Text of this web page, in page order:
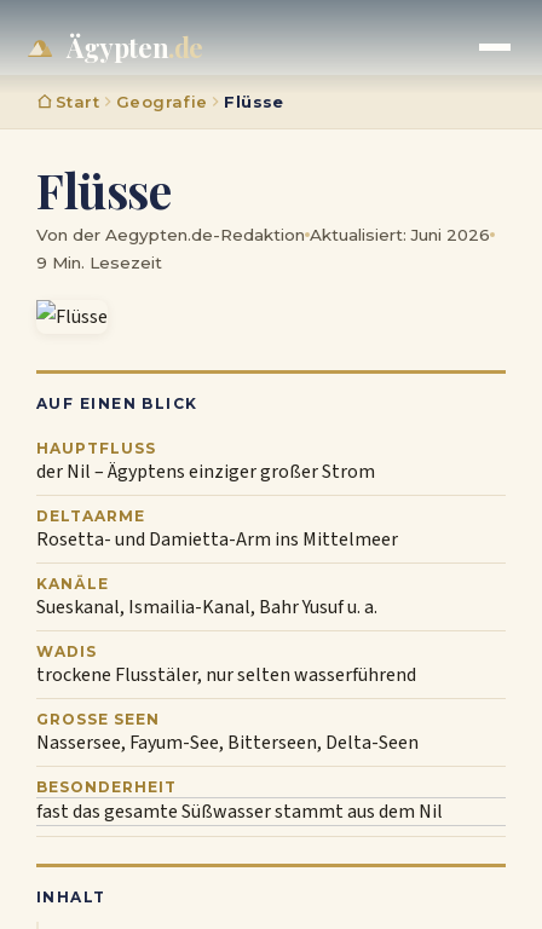
Ägypten.de
Start Geografie Flüsse
Flüsse
Von der Aegypten.de-Redaktion Aktualisiert: Juni 2026
9 Min. Lesezeit
AUF EINEN BLICK
HAUPTFLUSS
der Nil – Ägyptens einziger großer Strom
DELTAARME
Rosetta- und Damietta-Arm ins Mittelmeer
KANÄLE
Sueskanal, Ismailia-Kanal, Bahr Yusuf u. a.
WADIS
trockene Flusstäler, nur selten wasserführend
GROSSE SEEN
Nassersee, Fayum-See, Bitterseen, Delta-Seen
BESONDERHEIT
fast das gesamte Süßwasser stammt aus dem Nil
INHALT